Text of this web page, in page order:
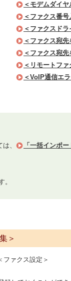
＜モデムダイヤ
＜ファクス番
＜ファクスド
＜ファクス宛
＜ファクス宛
＜リモートファ
＜VoIP通信エ
、 「一括インポ
。
＞
ファクス設定＞